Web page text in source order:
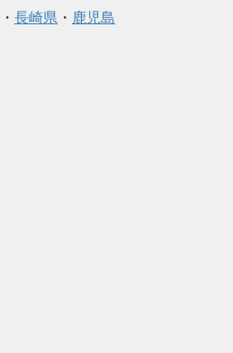
・ 長崎県 ・ 鹿児島